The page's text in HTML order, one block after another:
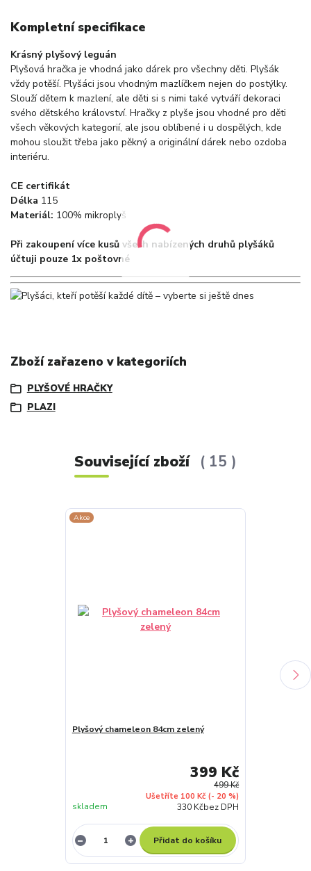
Kompletní specifikace
Krásný plyšový leguán
Plyšová hračka je vhodná jako dárek pro všechny děti. Plyšák
vždy potěší. Plyšáci jsou vhodným mazlíčkem nejen do postýlky.
Slouží dětem k mazlení, ale děti si s nimi také vytváří dekoraci
svého dětského království. Hračky z plyše jsou vhodné pro děti
všech věkových kategorií, ale jsou oblíbené i u dospělých, kde
mohou sloužit třeba jako pěkný a originální dárek nebo ozdoba
interiéru.
CE certifikát
Délka 115
Materiál: 100% mikroplyš
Při zakoupení více kusů všech nabízených druhů plyšáků
účtuji pouze 1x poštovné
Zboží zařazeno v kategoriích
PLYŠOVÉ HRAČKY
PLAZI
Související zboží 15
Akce
Plyšový chameleon 84cm zelený
499 Kč
Ušetříte 100 Kč (- 20 %)
399 Kč
330 Kčbez DPH
skladem
Přidat do košíku